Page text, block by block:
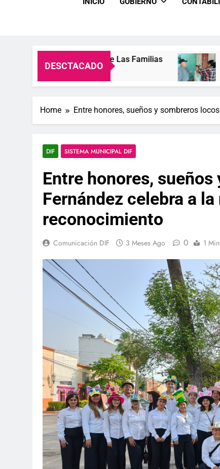
DESCTACADO
De Vida De Las Familias Entre
2 Semanas Ago
Home Entre honores, sueños y sombreros
DIF SISTEMA MUNICIPAL DIF
Entre honores,
Fernández celebra a
reconocimiento
Comunicación DIF 3 Meses Ago 0 1